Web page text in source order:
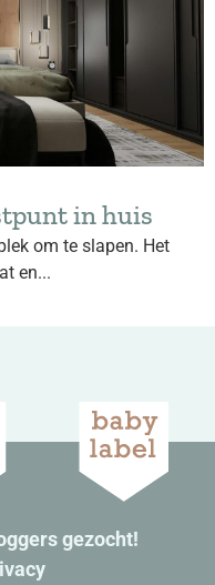
in huis
om te slapen. Het
en...
gezocht!